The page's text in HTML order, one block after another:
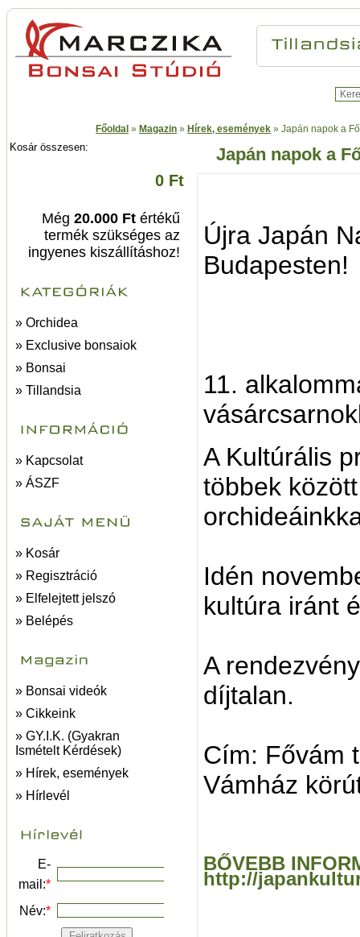
Főoldal » Magazin » Hírek, események » Japán napok a
Kosár összesen:
0 Ft
Még 20.000 Ft értékű
termék szükséges az
ingyenes kiszállításhoz!
» Orchidea
» Exclusive bonsaiok
» Bonsai
» Tillandsia
» Kapcsolat
» ÁSZF
» Kosár
» Regisztráció
» Elfelejtett jelszó
» Belépés
» Bonsai videók
» Cikkeink
» GY.I.K. (Gyakran
Ismételt Kérdések)
» Hírek, események
» Hírlevél
E-
mail:*
Név:*
Japán napok a
Újra Japán
Budapesten!
11.
A Kultúrális
többek
Idén
kultúra iránt
A
díjtalan.
Cím: Fővám
Vámház
BŐVEBB
http://